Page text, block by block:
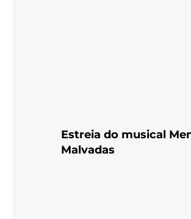
Estreia do musical
Malvadas